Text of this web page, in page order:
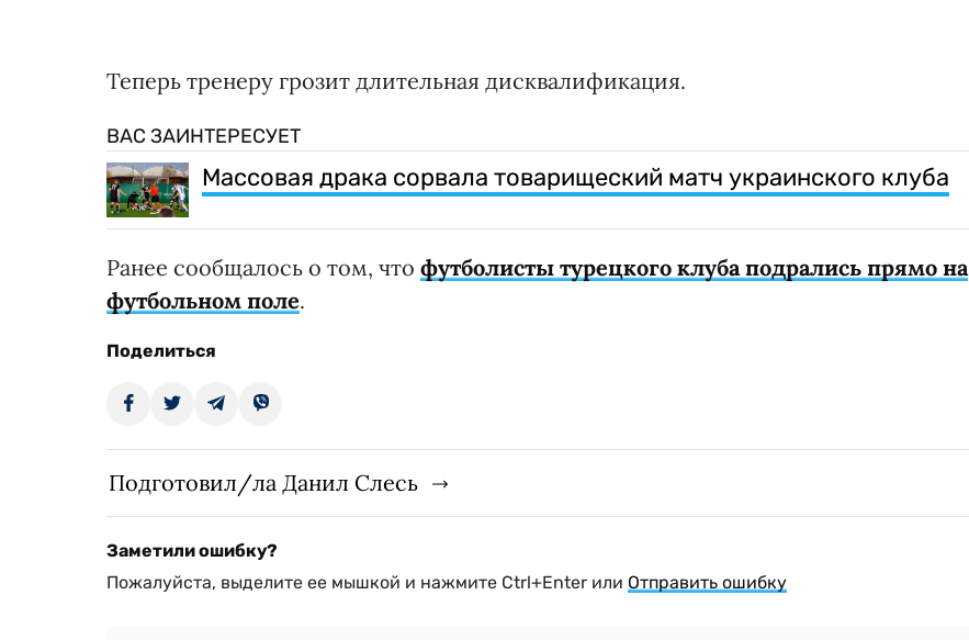
Теперь тренеру грозит длительная дисквалификация.
ВАС ЗАИНТЕРЕСУЕТ
Массовая драка сорвала товарищеский матч украинского клуба
Ранее сообщалось о том, что футболисты турецкого клуба подрались прямо на
футбольном поле.
Поделиться
Подготовил/ла Данил Слесь
Заметили ошибку?
Пожалуйста, выделите ее мышкой и нажмите Ctrl+Enter или Отправить ошибку